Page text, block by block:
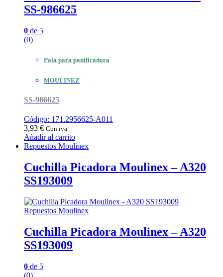
SS-986625
0 de 5
(0)
Pala para panificadora
MOULINEZ
SS-986625
Código: 171.2956625-A011
3,93 € Con iva
Añadir al carrito
Repuestos Moulinex
Cuchilla Picadora Moulinex – A320
SS193009
Repuestos Moulinex
Cuchilla Picadora Moulinex – A320
SS193009
0 de 5
(0)